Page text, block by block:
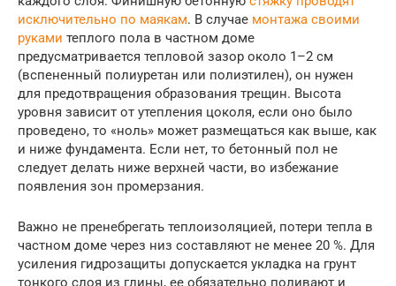
исключительно по маякам. В случае монтажа своими
руками теплого пола в частном доме
предусматривается тепловой зазор около 1–2 см
(вспененный полиуретан или полиэтилен), он нужен
для предотвращения образования трещин. Высота
уровня зависит от утепления цоколя, если оно было
проведено, то «ноль» может размещаться как выше, как
и ниже фундамента. Если нет, то бетонный пол не
следует делать ниже верхней части, во избежание
появления зон промерзания.
Важно не пренебрегать теплоизоляцией, потери тепла в
частном доме через низ составляют не менее 20 %. Для
усиления гидрозащиты допускается укладка на грунт
тонкого слоя из глины, ее обязательно поливают и